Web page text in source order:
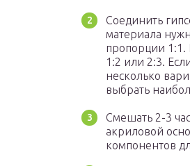
Соединить
материала
пропорции 1:1.
1:2 или 2:3.
несколько
выбрать
Смешать 2-3
акриловой
компонентов